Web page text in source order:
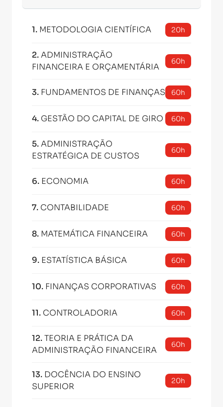
1. METODOLOGIA CIENTÍFICA 20h
2.ADMINISTRAÇÃO
FINANCEIRA E ORÇAMENTÁRIA
60h
3. FUNDAMENTOS DE FINANÇAS 60h
4. GESTÃO DO CAPITAL DE GIRO 60h
5.ADMINISTRAÇÃO
ESTRATÉGICA DE CUSTOS
60h
6. ECONOMIA 60h
7. CONTABILIDADE 60h
8. MATEMÁTICA FINANCEIRA 60h
9. ESTATÍSTICA BÁSICA 60h
10. FINANÇAS CORPORATIVAS 60h
11. CONTROLADORIA 60h
12.TEORIA E PRÁTICA DA
ADMINISTRAÇÃO FINANCEIRA
60h
13. DOCÊNCIA DO ENSINO
SUPERIOR
20h